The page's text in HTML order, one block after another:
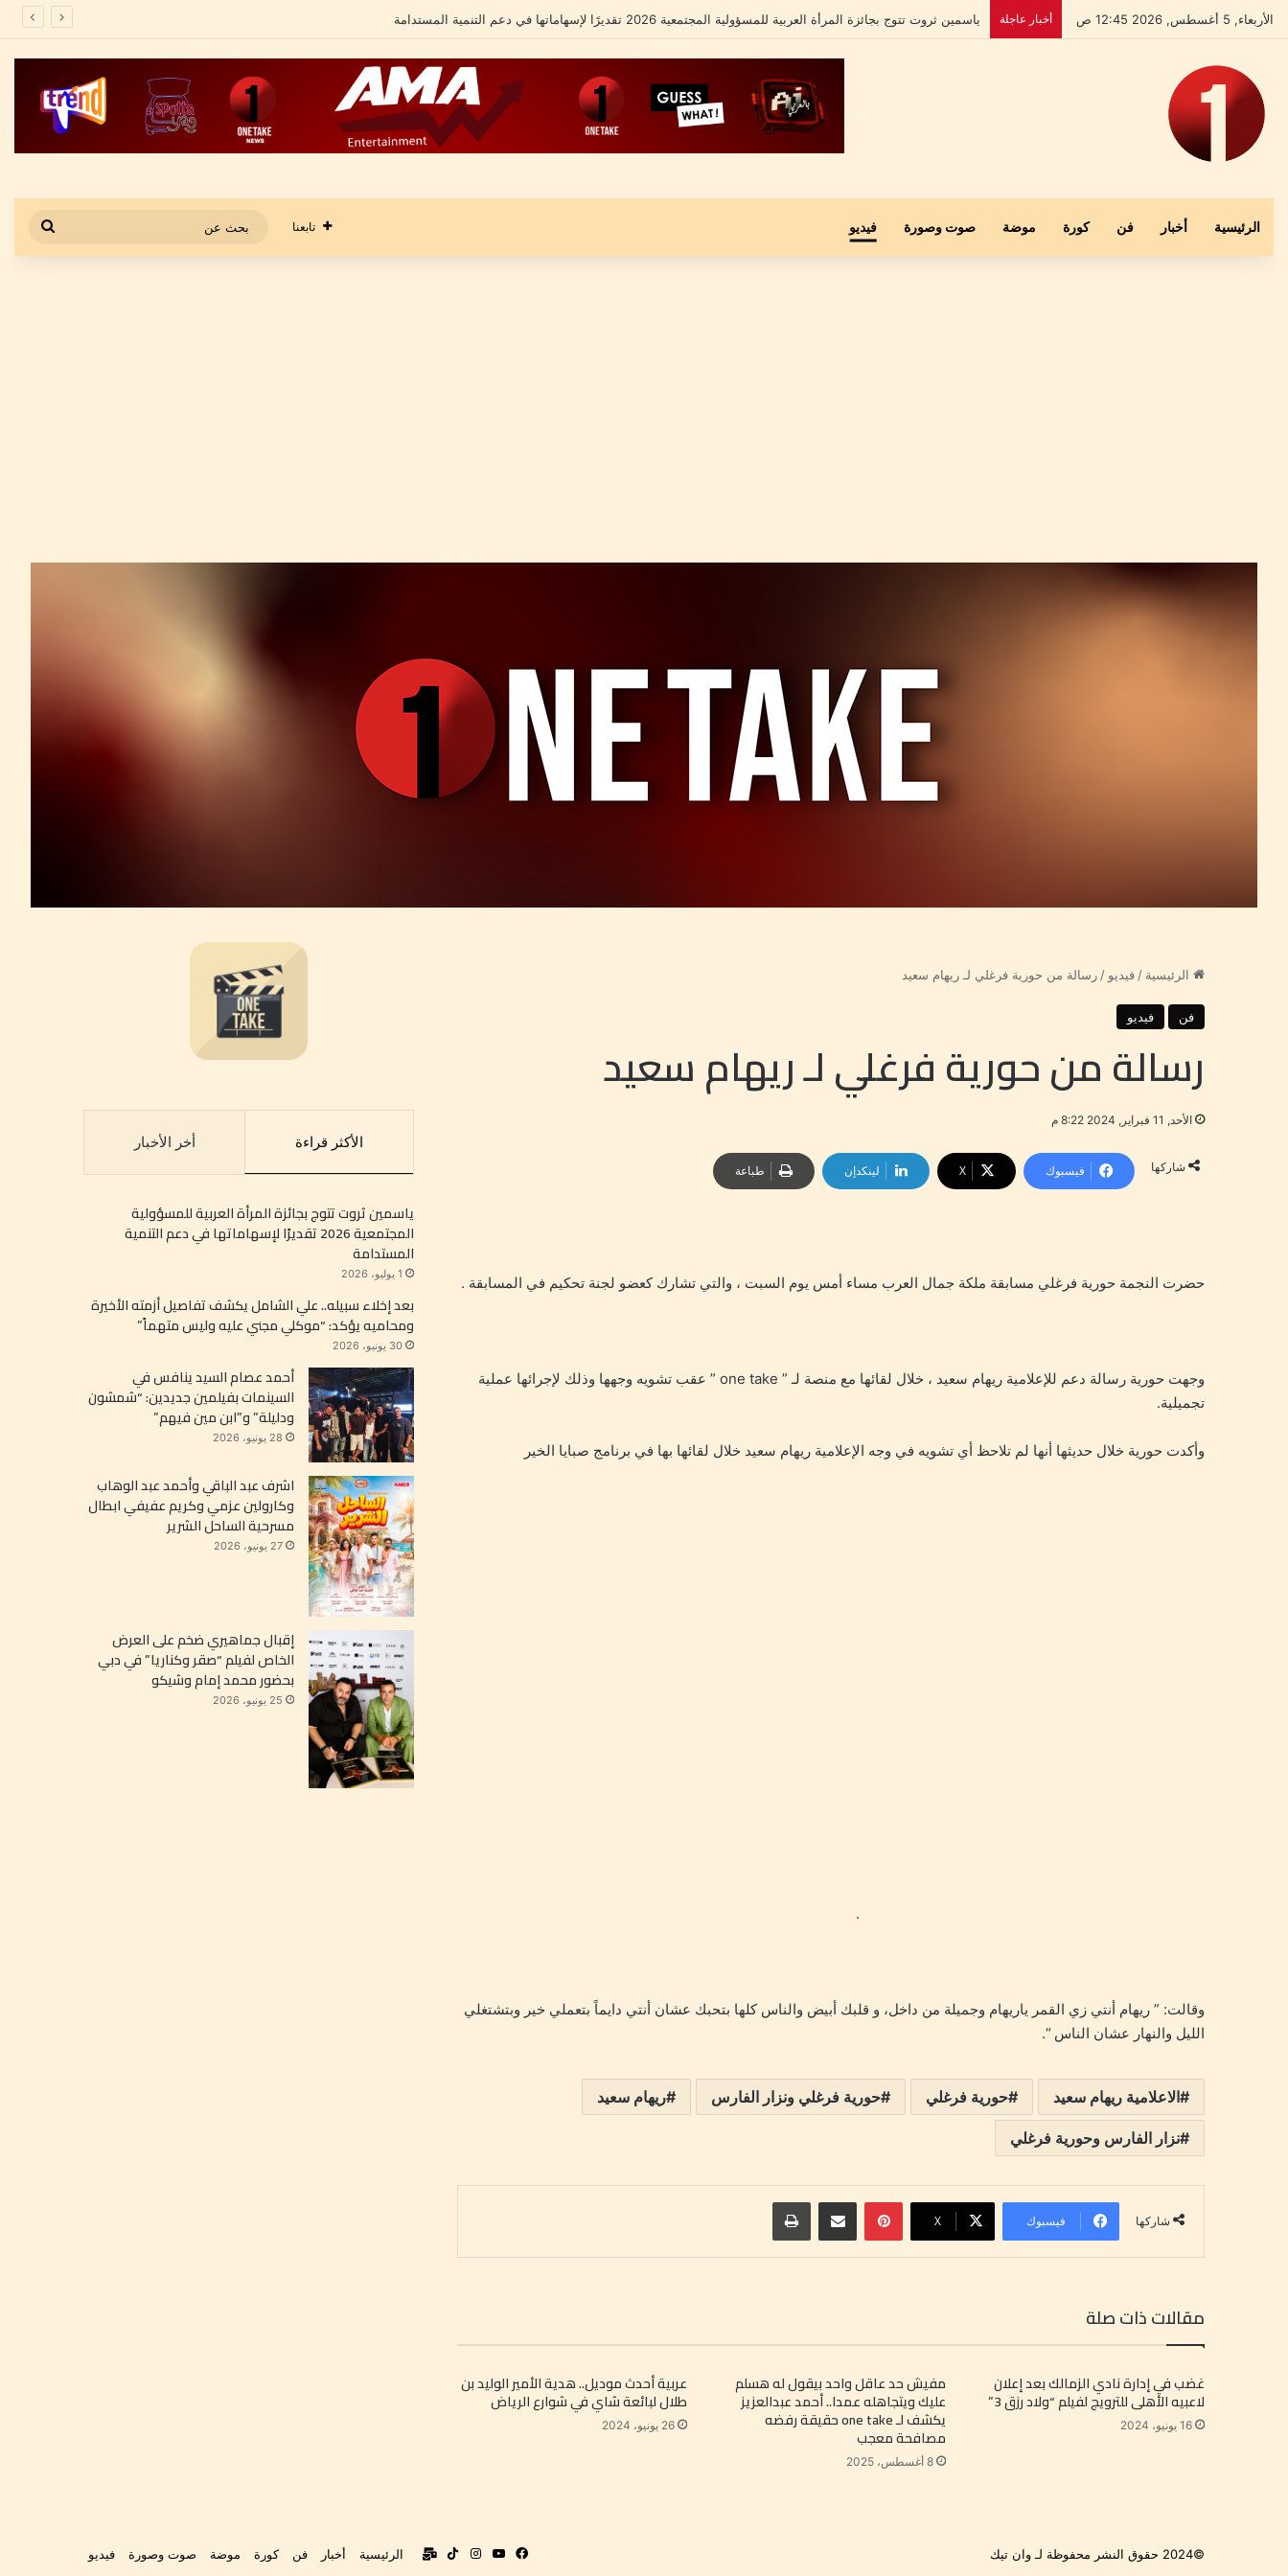
الأربعاء, 5 أغسطس, 2026 12:45 ص أخبار عاجلة بعد إخلاء سبيله.. علي الشامل يكشف تفاصيل أزمته الأخيرة ومحاميه يؤكد: “موكلي مجني عليه وليس متهماً”
الرئيسية أخبار فن كورة موضة صوت وصورة فيديو تابعنا
عن
الرئيسية / فيديو / رسالة من حورية فرغلي لـ ريهام سعيد
فن فيديو
رسالة من حورية فرغلي لـ ريهام سعيد
الأحد, 11 فبراير, 2024 8:22 م
شاركها فيسبوك ‫X لينكدإن طباعة
حضرت النجمة حورية فرغلي مسابقة ملكة جمال العرب مساء أمس يوم السبت ، والتي تشارك كعضو لجنة تحكيم في المسابقة .
وجهت حورية رسالة دعم للإعلامية ريهام سعيد ، خلال لقائها مع منصة لـ ” one take ” عقب تشويه وجهها وذلك لإجرائها عملية
تجميلية.
وأكدت حورية خلال حديثها أنها لم تلاحظ أي تشويه في وجه الإعلامية ريهام سعيد خلال لقائها بها في برنامج صبايا الخير
.
وقالت: ” ريهام أنتي زي القمر ياريهام وجميلة من داخل، و قلبك أبيض والناس كلها بتحبك عشان أنتي دايماً بتعملي خير وبتشتغلي
الليل والنهار عشان الناس “.
الاعلامية ريهام سعيد حورية فرغلي حورية فرغلي ونزار الفارس ريهام سعيد
نزار الفارس وحورية فرغلي
شاركها فيسبوك ‫X
بينتيريست
مقالات ذات صلة
غضب في إدارة نادي الزمالك بعد إعلان
لاعبيه الأهلى للترويج لفيلم “ولاد رزق 3”
16 يونيو، 2024
مفيش حد عاقل واحد بيقول له هسلم
عليك ويتجاهله عمدا.. أحمد عبدالعزيز
يكشف لـ one take حقيقة رفضه
مصافحة معجب
8 أغسطس، 2025
عربية أحدث موديل.. هدية الأمير الوليد بن
طلال لبائعة شاي في شوارع الرياض
26 يونيو، 2024
الأكثر قراءة أخر الأخبار
ياسمين ثروت تتوج بجائزة المرأة العربية للمسؤولية
المجتمعية 2026 تقديرًا لإسهاماتها في دعم التنمية
المستدامة
1 يوليو، 2026
بعد إخلاء سبيله.. علي الشامل يكشف تفاصيل أزمته الأخيرة
ومحاميه يؤكد: “موكلي مجني عليه وليس متهماً”
30 يونيو، 2026
أحمد عصام السيد ينافس في
السينمات بفيلمين جديدين: “شمشون
ودليلة” و”ابن مين فيهم”
28 يونيو، 2026
اشرف عبد الباقي وأحمد عبد الوهاب
وكارولين عزمي وكريم عفيفي ابطال
مسرحية الساحل الشرير
27 يونيو، 2026
إقبال جماهيري ضخم على العرض
الخاص لفيلم “صقر وكناريا” في دبي
بحضور محمد إمام وشيكو
25 يونيو، 2026
©2024 حقوق النشر محفوظة لـ وان تيك الرئيسية أخبار فن كورة موضة صوت وصورة فيديو فيسبوك‫YouTubeانستقرام
‫TikTokتواصل